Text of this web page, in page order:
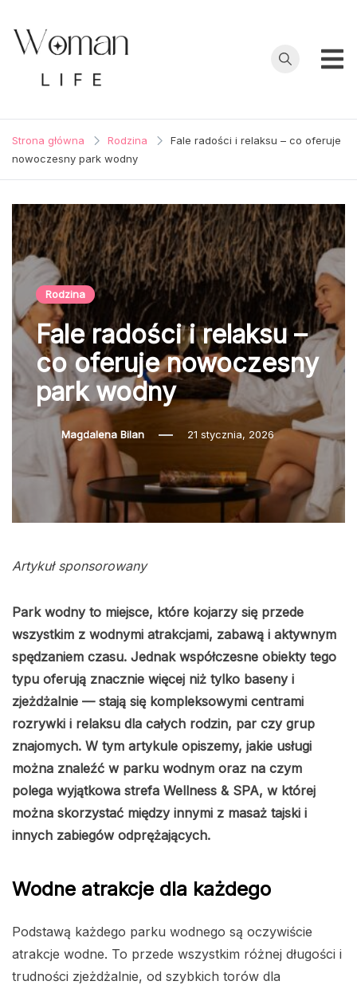
do
treści
WomanLife
Strona główna Rodzina
Fale radości i relaksu – co oferuje
nowoczesny park wodny
Rodzina
Fale radości i relaksu –
co oferuje nowoczesny
park wodny
Magdalena Bilan 21 stycznia, 2026
Artykuł sponsorowany
Park wodny to miejsce, które kojarzy się przede
wszystkim z wodnymi atrakcjami, zabawą i aktywnym
spędzaniem czasu. Jednak współczesne obiekty tego
typu oferują znacznie więcej niż tylko baseny i
zjeżdżalnie — stają się kompleksowymi centrami
rozrywki i relaksu dla całych rodzin, par czy grup
znajomych. W tym artykule opiszemy, jakie usługi
można znaleźć w parku wodnym oraz na czym
polega wyjątkowa strefa Wellness & SPA, w której
można skorzystać między innymi z masaż tajski i
innych zabiegów odprężających.
Wodne atrakcje dla każdego
Podstawą każdego parku wodnego są oczywiście
atrakcje wodne. To przede wszystkim różnej długości i
trudności zjeżdżalnie, od szybkich torów dla